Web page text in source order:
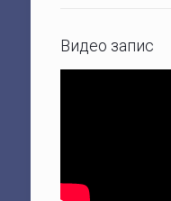
Видео запис